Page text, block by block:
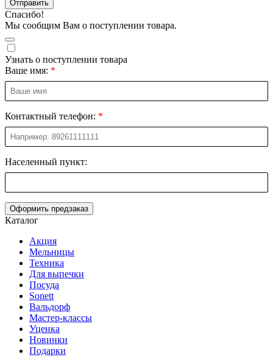
Отправить
Спасибо!
Мы сообщим Вам о поступлении товара.
Узнать о поступлении товара
Ваше имя:
Контактный телефон:
Населенный пункт:
Оформить предзаказ
Каталог
Акция
Мельницы
Техника
Для выпечки
Посуда
Sonett
Вальдорф
Мастер-классы
Уценка
Новинки
Подарки